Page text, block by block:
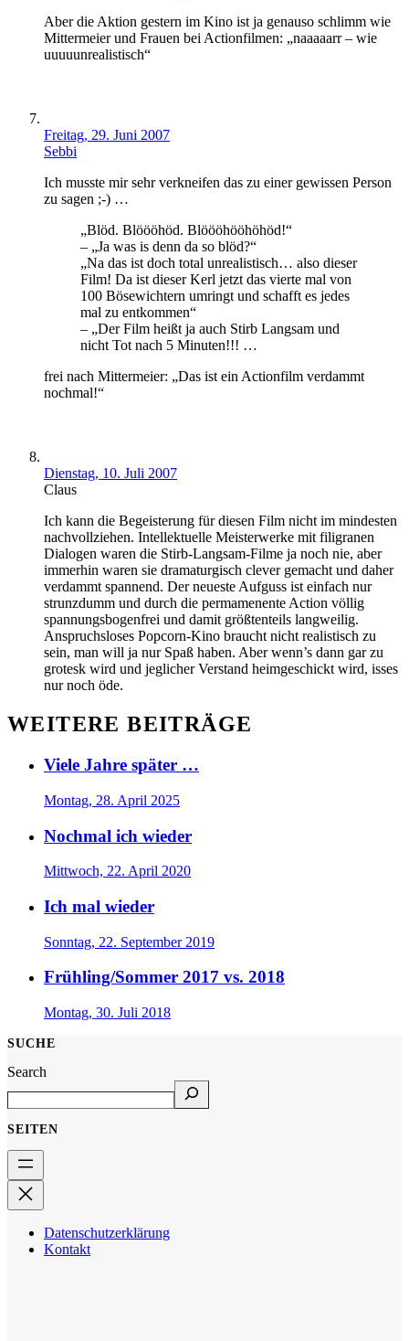
Aber die Aktion gestern im Kino ist ja genauso schlimm wie
Mittermeier und Frauen bei Actionfilmen: „naaaaarr – wie
uuuuunrealistisch“
Freitag, 29. Juni 2007
Sebbi
Ich musste mir sehr verkneifen das zu einer gewissen Person
zu sagen ;-) …
„Blöd. Blöööhöd. Blöööhööhöhöd!“
– „Ja was is denn da so blöd?“
„Na das ist doch total unrealistisch… also dieser
Film! Da ist dieser Kerl jetzt das vierte mal von
100 Bösewichtern umringt und schafft es jedes
mal zu entkommen“
– „Der Film heißt ja auch Stirb Langsam und
nicht Tot nach 5 Minuten!!! …
frei nach Mittermeier: „Das ist ein Actionfilm verdammt
nochmal!“
Dienstag, 10. Juli 2007
Claus
Ich kann die Begeisterung für diesen Film nicht im mindesten
nachvollziehen. Intellektuelle Meisterwerke mit filigranen
Dialogen waren die Stirb-Langsam-Filme ja noch nie, aber
immerhin waren sie dramaturgisch clever gemacht und daher
verdammt spannend. Der neueste Aufguss ist einfach nur
strunzdumm und durch die permamenente Action völlig
spannungsbogenfrei und damit größtenteils langweilig.
Anspruchsloses Popcorn-Kino braucht nicht realistisch zu
sein, man will ja nur Spaß haben. Aber wenn’s dann gar zu
grotesk wird und jeglicher Verstand heimgeschickt wird, isses
nur noch öde.
WEITERE BEITRÄGE
Viele Jahre später …
Montag, 28. April 2025
Nochmal ich wieder
Mittwoch, 22. April 2020
Ich mal wieder
Sonntag, 22. September 2019
Frühling/Sommer 2017 vs. 2018
Montag, 30. Juli 2018
SUCHE
Search
SEITEN
Datenschutzerklärung
Kontakt